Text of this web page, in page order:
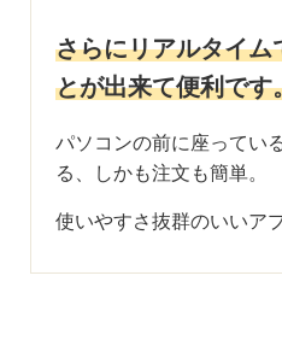
さらにリアルタイム
とが出来て便利です
パソコンの前に座ってい
る、しかも注文も簡単。
使いやすさ抜群のいいア